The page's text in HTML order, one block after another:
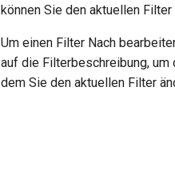
können Sie den aktuellen
Um einen Filter Nach
auf die Filterbeschreibung,
dem Sie den aktuellen Filter